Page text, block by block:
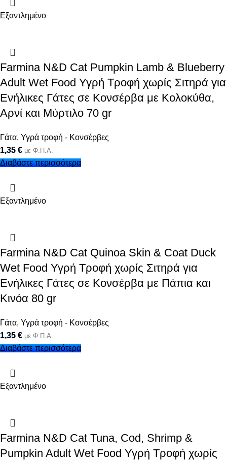
Εξαντλημένο
Farmina N&D Cat Pumpkin Lamb & Blueberry
Adult Wet Food Υγρή Τροφή χωρίς Σιτηρά για
Ενήλικες Γάτες σε Κονσέρβα με Κολοκύθα,
Αρνί και Μύρτιλο 70 gr
Γάτα, Υγρά τροφή - Κονσέρβες
1,35 € με Φ.Π.Α.
Διαβάστε περισσότερα
Εξαντλημένο
Farmina N&D Cat Quinoa Skin & Coat Duck
Wet Food Υγρή Τροφή χωρίς Σιτηρά για
Ενήλικες Γάτες σε Κονσέρβα με Πάπια και
Κινόα 80 gr
Γάτα, Υγρά τροφή - Κονσέρβες
1,35 € με Φ.Π.Α.
Διαβάστε περισσότερα
Εξαντλημένο
Farmina N&D Cat Tuna, Cod, Shrimp &
Pumpkin Adult Wet Food Υγρή Τροφή χωρίς